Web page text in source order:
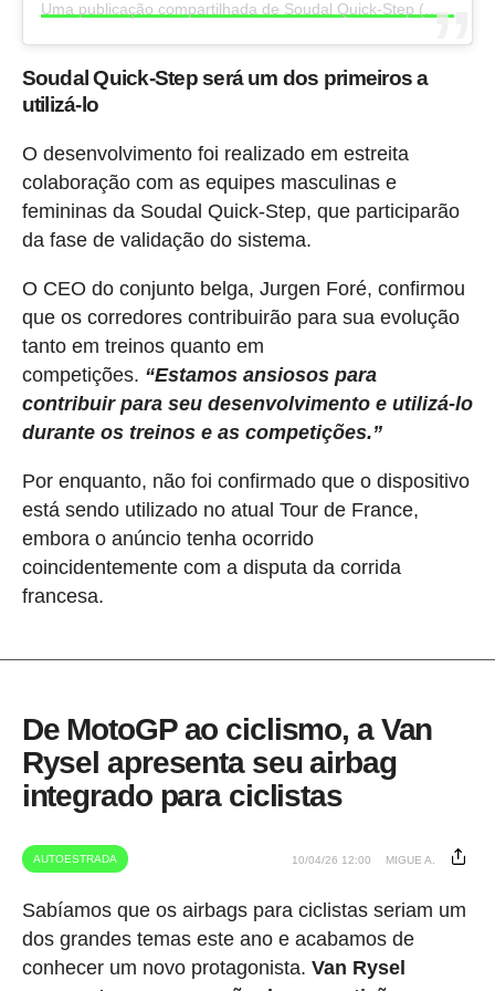
Soudal Quick-Step será um dos primeiros a
utilizá-lo
O desenvolvimento foi realizado em estreita
colaboração com as equipes masculinas e
femininas da Soudal Quick-Step, que participarão
da fase de validação do sistema.
O CEO do conjunto belga, Jurgen Foré, confirmou
que os corredores contribuirão para sua evolução
tanto em treinos quanto em
competições. “Estamos ansiosos para
contribuir para seu desenvolvimento e utilizá-lo
durante os treinos e as competições.”
Por enquanto, não foi confirmado que o dispositivo
está sendo utilizado no atual Tour de France,
embora o anúncio tenha ocorrido
coincidentemente com a disputa da corrida
francesa.
De MotoGP ao ciclismo, a Van
Rysel apresenta seu airbag
integrado para ciclistas
AUTOESTRADA 10/04/26 12:00 MIGUE A.
Sabíamos que os airbags para ciclistas seriam um
dos grandes temas este ano e acabamos de
conhecer um novo protagonista. Van Rysel